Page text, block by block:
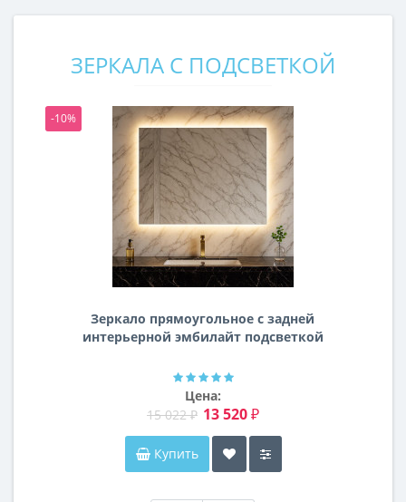
ЗЕРКАЛА С ПОДСВЕТКОЙ
-10%
Зеркало прямоугольное с задней
интерьерной эмбилайт подсветкой
Цена:
15 022 ₽ 13 520 ₽
Купить